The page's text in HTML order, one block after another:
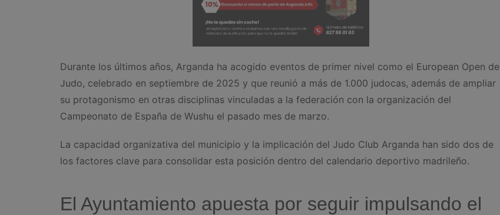
Durante los últimos años, Arganda ha acogido eventos de primer nivel como el European Open de
Judo, celebrado en septiembre de 2025 y que reunió a más de 1.000 judocas, además de ampliar
su protagonismo en otras disciplinas vinculadas a la federación con la organización del
Campeonato de España de Wushu el pasado mes de marzo.
La capacidad organizativa del municipio y la implicación del Judo Club Arganda han sido dos de
los factores clave para consolidar esta posición dentro del calendario deportivo madrileño.
El Ayuntamiento apuesta por seguir impulsando el